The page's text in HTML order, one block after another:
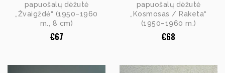
papuošalų dėžutė
„Žvaigždė“ (1950–1960
m., 8 cm)
€67
papuošalų dėžutė
„Kosmosas / Raketa“
(1950–1960 m.)
€68